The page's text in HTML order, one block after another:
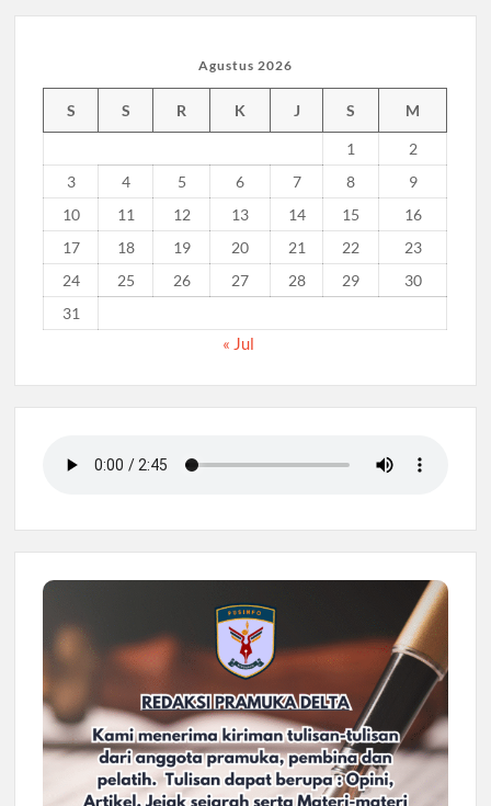
Agustus 2026
S S R K J S M
1
2
3
4 5 6 7 8
9
10
11 12 13 14 15
16
17
18 19 20 21 22
23
24
25 26 27 28 29
30
31
« Jul